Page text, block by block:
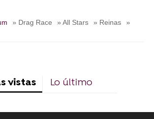
» Drag Race » All Stars » Reinas
»
vistas Lo último